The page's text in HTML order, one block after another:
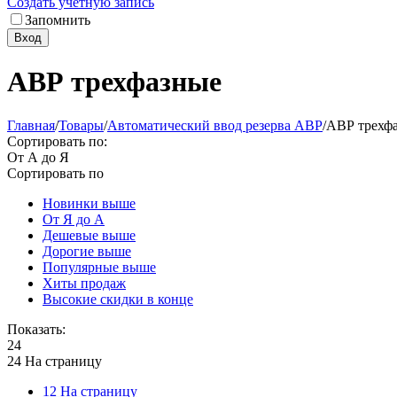
Запомнить
Вход
АВР трехфазные
Главная/Товары/Автоматический ввод резерва АВР/АВР
Сортировать по:
От А до Я
Сортировать по
Новинки выше
От Я до А
Дешевые выше
Дорогие выше
Популярные выше
Хиты продаж
Высокие скидки в конце
Показать:
24
24 На страницу
12 На страницу